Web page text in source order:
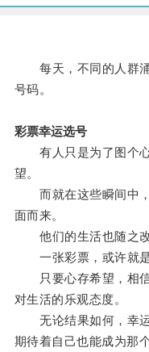
每天，不同的人群涌
号码。
彩票幸运选号
有人只是为了图个心
望。
而就在这些瞬间中，
面而来。
他们的生活也随之改
一张彩票，或许就是
只要心存希望，相信
对生活的乐观态度。
无论结果如何，幸运
期待着自己也能成为那